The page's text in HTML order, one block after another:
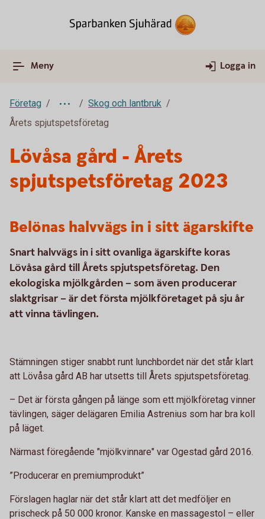
Meny Logga in
Företag
Skog och lantbruk
Årets spjutspetsföretag
Lövåsa gård - Årets
spjutspetsföretag 2023
Belönas halvvägs in i sitt ägarskifte
Snart halvvägs in i sitt ovanliga ägarskifte koras
Lövåsa gård till Årets spjutspetsföretag. Den
ekologiska mjölkgården – som även producerar
slaktgrisar – är det första mjölkföretaget på sju år
att vinna tävlingen.
Stämningen stiger snabbt runt lunchbordet när det står klart
att Lövåsa gård AB har utsetts till Årets spjutspetsföretag.
– Det är första gången på länge som ett mjölkföretag vinner
tävlingen, säger delägaren Emilia Astrenius som har bra koll
på läget.
Närmast föregående "mjölkvinnare" var Ogestad gård 2016.
”Producerar en premiumprodukt”
Förslagen haglar när det står klart att det medföljer en
prischeck på 50 000 kronor. Kanske en massagestol – eller